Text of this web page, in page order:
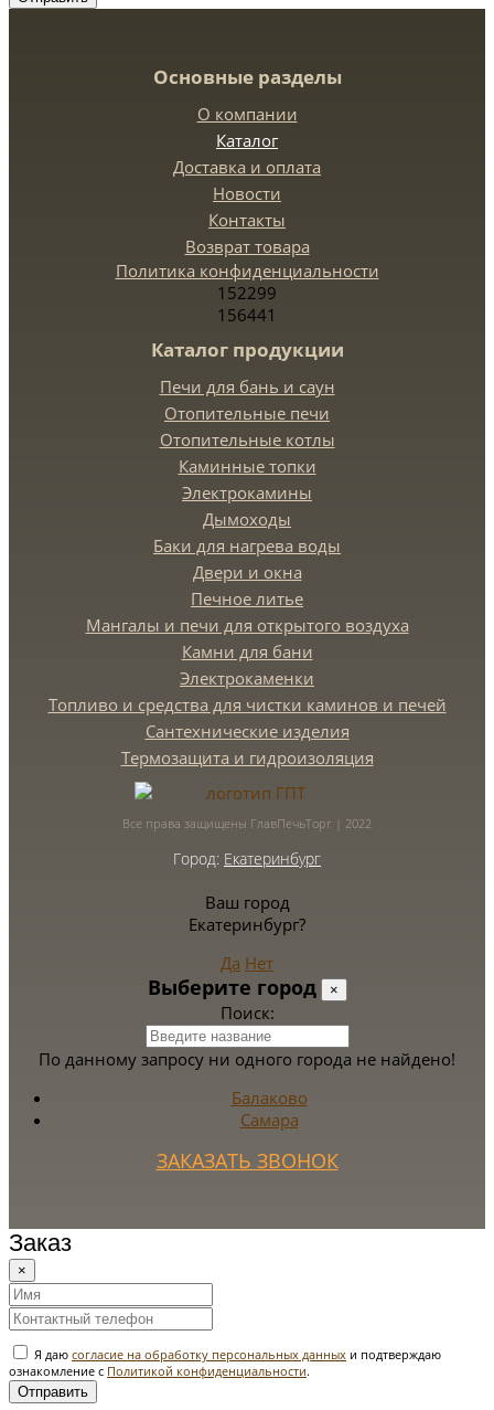
Основные разделы
О компании
Каталог
Доставка и оплата
Новости
Контакты
Возврат товара
Политика конфиденциальности
152299
156441
Каталог продукции
Печи для бань и саун
Отопительные печи
Отопительные котлы
Каминные топки
Электрокамины
Дымоходы
Баки для нагрева воды
Двери и окна
Печное литье
Мангалы и печи для открытого воздуха
Камни для бани
Электрокаменки
Топливо и средства для чистки каминов и печей
Сантехнические изделия
Термозащита и гидроизоляция
Все права защищены ГлавПечьТорг | 2022
Город: Екатеринбург
Ваш город
Екатеринбург?
Да Нет
Выберите город ×
Поиск:
По данному запросу ни одного города не найдено!
Балаково
Самара
ЗАКАЗАТЬ ЗВОНОК
Заказ
×
Я даю согласие на обработку персональных данных и подтверждаю
ознакомление с Политикой конфиденциальности.
Отправить